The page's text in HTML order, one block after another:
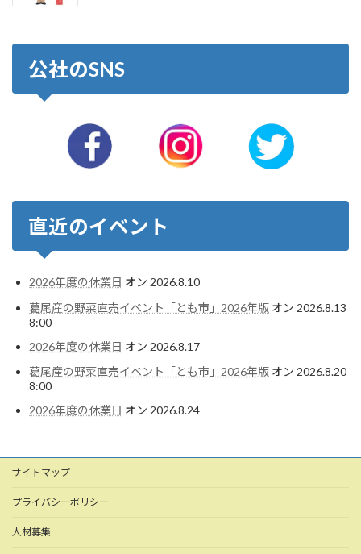
公社のSNS
直近のイベント
2026年度の休業日 オン 2026.8.10
葛尾産の野菜直売イベント「とも市」2026年版 オン 2026.8.13
8:00
2026年度の休業日 オン 2026.8.17
葛尾産の野菜直売イベント「とも市」2026年版 オン 2026.8.20
8:00
2026年度の休業日 オン 2026.8.24
サイトマップ
プライバシーポリシー
人材募集